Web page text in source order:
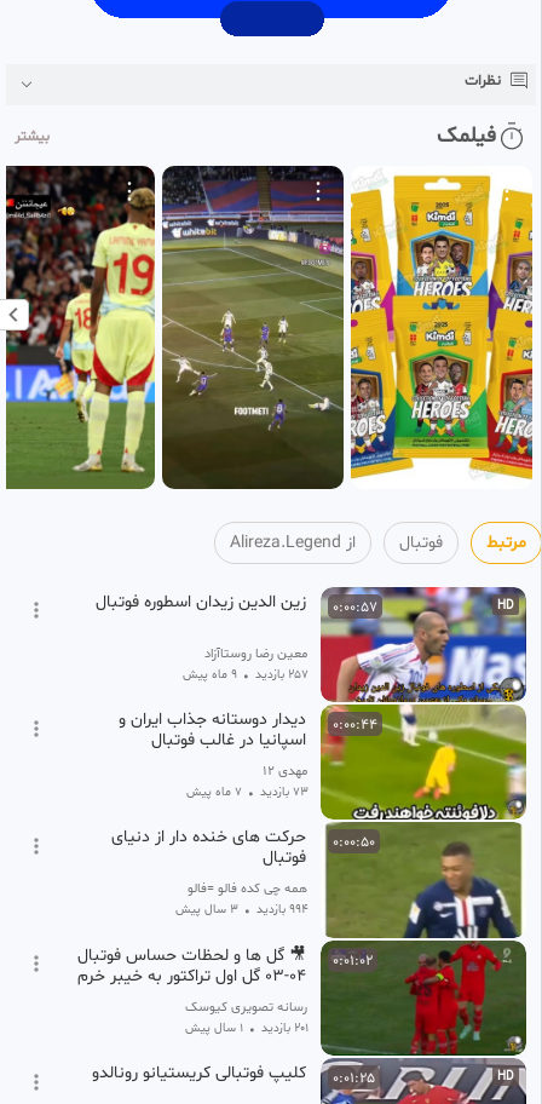
نظرات
فیلمک بیشتر
مرتبط فوتبال از Alireza.Legend
HD
0:00:57 زین الدین زیدان اسطوره فوتبال
معین رضا روستاآزاد
257 بازدید • 9 ماه پیش
0:00:44
دیدار دوستانه جذاب ایران و
اسپانیا در غالب فوتبال
مهدی ۱۲
73 بازدید • 7 ماه پیش
0:00:50
حرکت های خنده دار از دنیای
فوتبال
همه چی کده فالو =فالو
994 بازدید • 3 سال پیش
0:01:02
🎥 گل ها و لحظات حساس فوتبال
04-03 گل اول تراکتور به خیبر خرم
رسانه تصویری کیوسک
201 بازدید • 1 سال پیش
HD
0:01:25 کلیپ فوتبالی کریستیانو رونالدو